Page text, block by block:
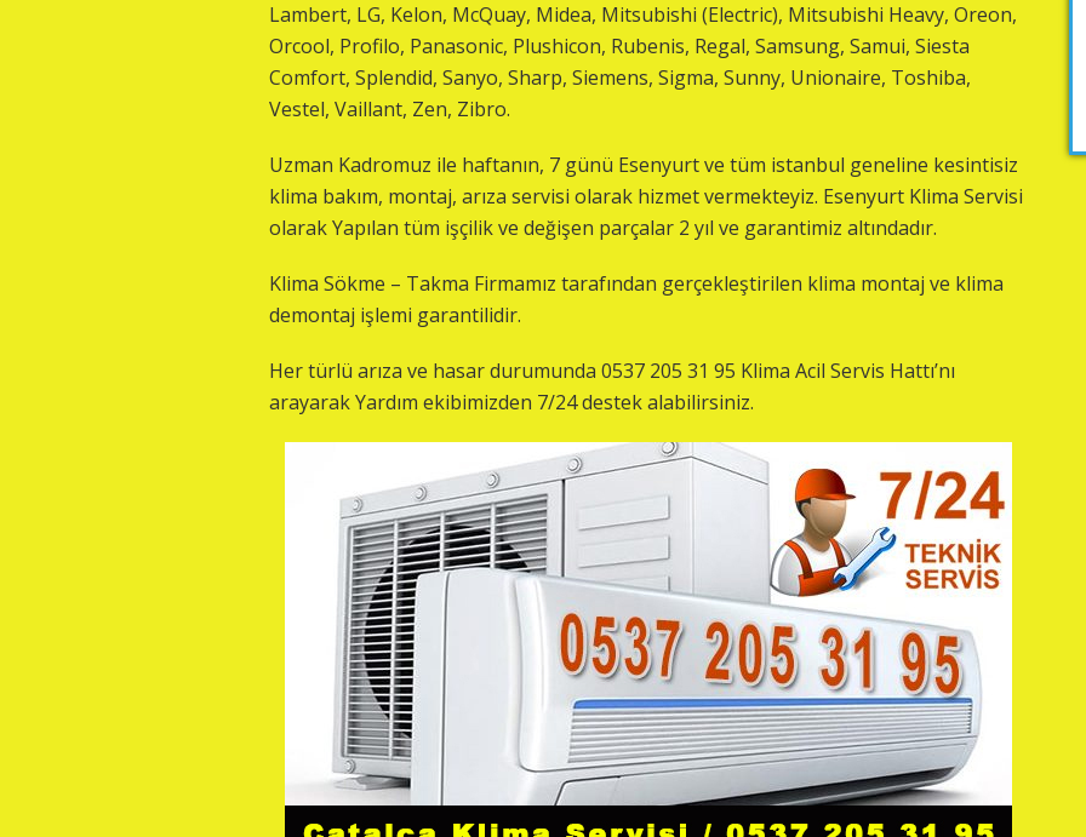
Lambert, LG, Kelon, McQuay, Midea, Mitsubishi (Electric), Mitsubishi Heavy, Oreon,
Orcool, Profilo, Panasonic, Plushicon, Rubenis, Regal, Samsung, Samui, Siesta
Comfort, Splendid, Sanyo, Sharp, Siemens, Sigma, Sunny, Unionaire, Toshiba,
Vestel, Vaillant, Zen, Zibro.
Uzman Kadromuz ile haftanın, 7 günü Esenyurt ve tüm istanbul geneline kesintisiz
klima bakım, montaj, arıza servisi olarak hizmet vermekteyiz. Esenyurt Klima Servisi
olarak Yapılan tüm işçilik ve değişen parçalar 2 yıl ve garantimiz altındadır.
Klima Sökme – Takma Firmamız tarafından gerçekleştirilen klima montaj ve klima
demontaj işlemi garantilidir.
Her türlü arıza ve hasar durumunda 0537 205 31 95 Klima Acil Servis Hattı’nı
arayarak Yardım ekibimizden 7/24 destek alabilirsiniz.